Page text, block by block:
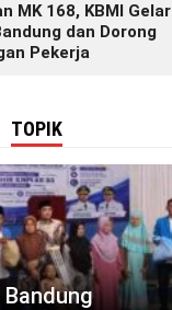
MK 168, KBMI Gelar
dan Dorong
Pekerja
TOPIK